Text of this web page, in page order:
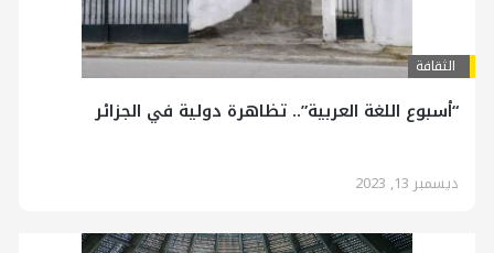
الثقافة
“أسبوع اللغة العربية”.. تظاهرة دولية في الجزائر
ديسمبر 13, 2023